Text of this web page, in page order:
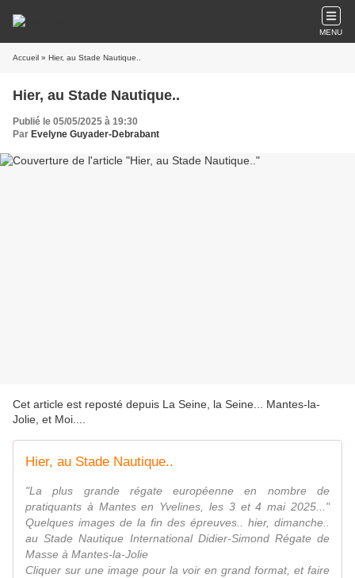
MENU
Accueil » Hier, au Stade Nautique..
Hier, au Stade Nautique..
Publié le 05/05/2025 à 19:30
Par Evelyne Guyader-Debrabant
Cet article est reposté depuis La Seine, la Seine... Mantes-la-
Jolie, et Moi...
Hier, au Stade Nautique..
"La plus grande régate européenne en nombre de
pratiquants à Mantes en Yvelines, les 3 et 4 mai 2025..."
Quelques images de la fin des épreuves.. hier, dimanche..
au Stade Nautique International Didier-Simond Régate de
Masse à Mantes-la-Jolie
Cliquer sur une image pour la voir en grand format, et faire